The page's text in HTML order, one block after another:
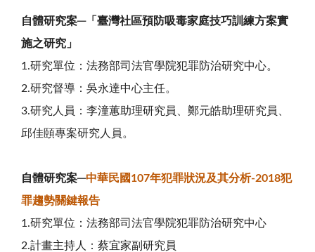
自體研究案─「臺灣社區預防吸毒家庭技巧訓練方案實
施之研究」
1.研究單位：法務部司法官學院犯罪防治研究中心。
2.研究督導：吳永達中心主任。
3.研究人員：李潼蕙助理研究員、鄭元皓助理研究員、
邱佳頤專案研究人員。
自體研究案─中華民國107年犯罪狀況及其分析-2018犯
罪趨勢關鍵報告
1.研究單位：法務部司法官學院犯罪防治研究中心
2.計畫主持人：蔡宜家副研究員